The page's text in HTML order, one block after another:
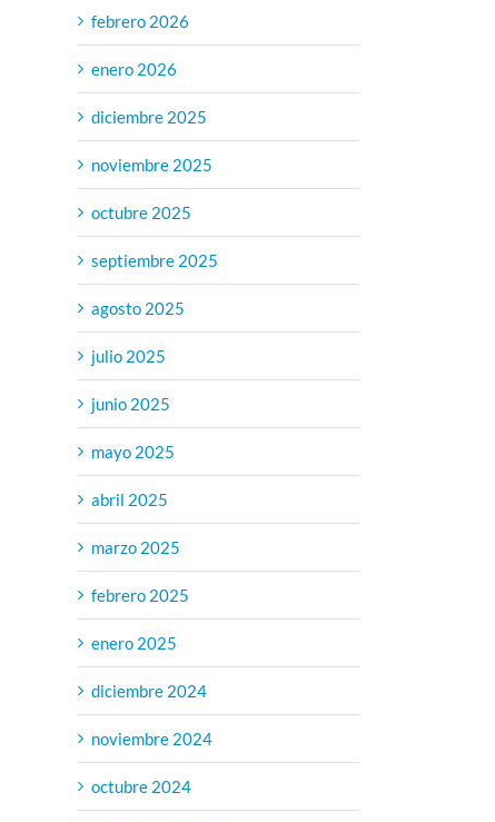
febrero 2026
enero 2026
diciembre 2025
noviembre 2025
octubre 2025
septiembre 2025
agosto 2025
julio 2025
junio 2025
mayo 2025
abril 2025
marzo 2025
febrero 2025
enero 2025
diciembre 2024
noviembre 2024
octubre 2024